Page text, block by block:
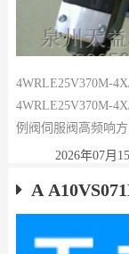
4WRLE25V370M-
4WRLE25V370M-
例阀伺服阀高频响
2026年07月
A